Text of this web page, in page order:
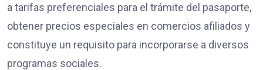
a tarifas preferenciales para el trámite del pasaporte,
obtener precios especiales en comercios afiliados y
constituye un requisito para incorporarse a diversos
programas sociales.